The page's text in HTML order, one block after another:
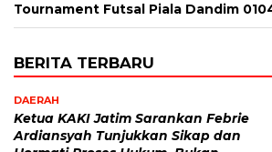
Tournament Futsal Piala Dandim
BERITA TERBARU
DAERAH
Ketua KAKI Jatim Sarankan Febrie
Ardiansyah Tunjukkan Sikap dan